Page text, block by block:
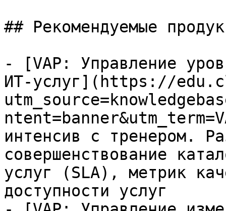
## Рекомендуемые
- [VAP: Управление
ИТ-услуг](https://
интенсив с тренером.
совершенствование
услуг (SLA), метрик
доступности услуг